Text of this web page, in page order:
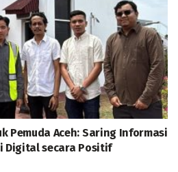
Pemuda Aceh: Saring Informasi
Digital secara Positif